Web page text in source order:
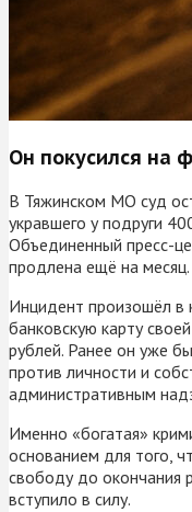
Он покусился на
В Тяжинском МО суд
укравшего у подруги
Объединенный пресс-
продлена ещё на месяц.
Инцидент произошёл в
банковскую карту
рублей. Ранее он уже
против личности и
административным
Именно «богатая»
основанием для того,
свободу до окончания
вступило в силу.